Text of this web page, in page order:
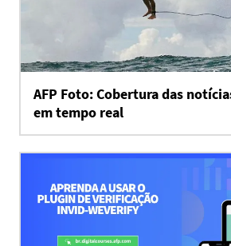
AFP Foto: Cobertura das
em tempo real